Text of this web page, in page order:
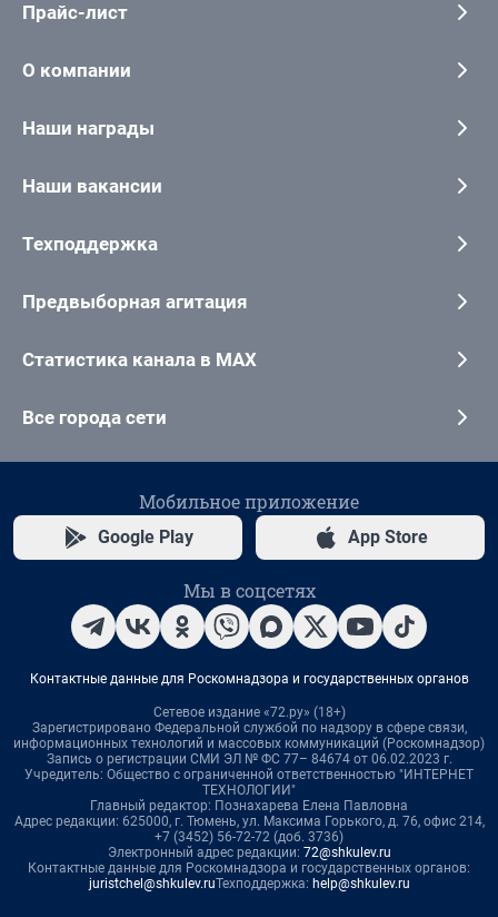
Прайс-лист
О компании
Наши награды
Наши вакансии
Техподдержка
Предвыборная агитация
Статистика канала в MAX
Все города сети
Мобильное приложение
Google Play App Store
Мы в соцсетях
Контактные данные для Роскомнадзора и государственных органов
Сетевое издание «72.ру» (18+)
Зарегистрировано Федеральной службой по надзору в сфере связи,
информационных технологий и массовых коммуникаций (Роскомнадзор)
Запись о регистрации СМИ ЭЛ № ФС 77– 84674 от 06.02.2023 г.
Учредитель: Общество с ограниченной ответственностью "ИНТЕРНЕТ
ТЕХНОЛОГИИ"
Главный редактор: Познахарева Елена Павловна
Адрес редакции: 625000, г. Тюмень, ул. Максима Горького, д. 76, офис 214,
+7 (3452) 56-72-72 (доб. 3736)
Электронный адрес редакции: 72@shkulev.ru
Контактные данные для Роскомнадзора и государственных органов:
juristchel@shkulev.ruТехподдержка: help@shkulev.ru